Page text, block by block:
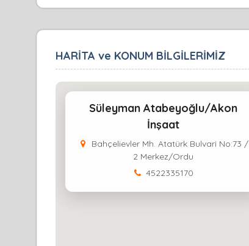
HARİTA ve KONUM BİLGİLERİMİZ
Süleyman Atabeyoğlu/Akon
İnşaat
Bahçelievler Mh. Atatürk Bulvari No:73 /
2 Merkez/Ordu
4522335170